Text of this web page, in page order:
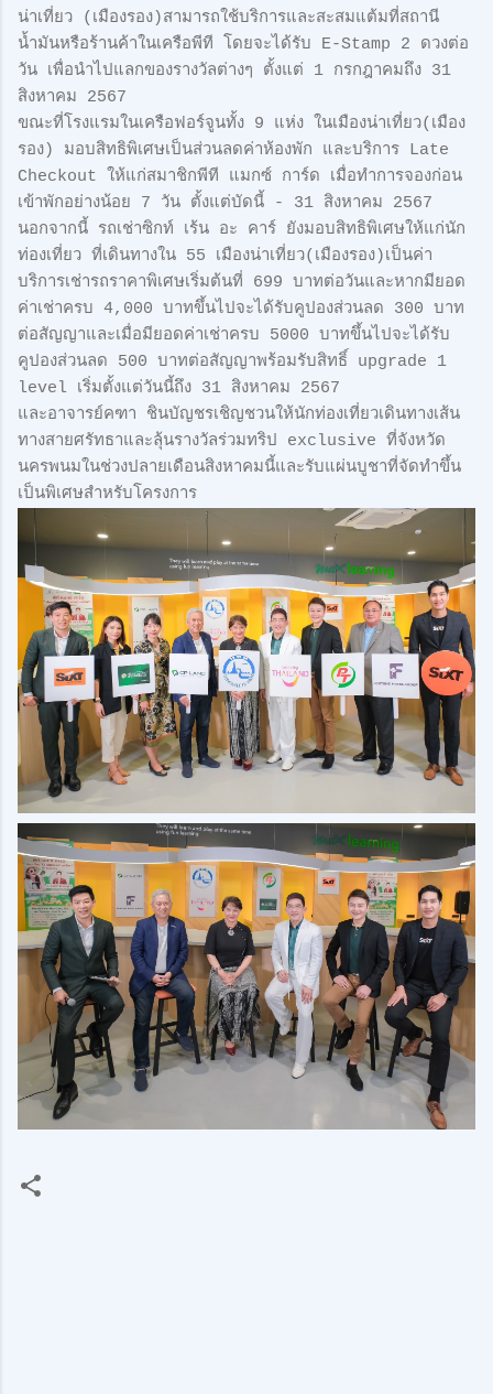
น่าเที่ยว (เมืองรอง)สามารถใช้บริการและสะสมแต้มที่สถานี
น้ำมันหรือร้านค้าในเครือพีที โดยจะได้รับ E-Stamp 2 ดวงต่อ
วัน เพื่อนำไปแลกของรางวัลต่างๆ ตั้งแต่ 1 กรกฎาคมถึง 31
สิงหาคม 2567
ขณะที่โรงแรมในเครือฟอร์จูนทั้ง 9 แห่ง ในเมืองน่าเที่ยว(เมือง
รอง) มอบสิทธิพิเศษเป็นส่วนลดค่าห้องพัก และบริการ Late
Checkout ให้แก่สมาชิกพีที แมกซ์ การ์ด เมื่อทำการจองก่อน
เข้าพักอย่างน้อย 7 วัน ตั้งแต่บัดนี้ - 31 สิงหาคม 2567
นอกจากนี้ รถเช่าซิกท์ เร้น อะ คาร์ ยังมอบสิทธิพิเศษให้แก่นัก
ท่องเที่ยว ที่เดินทางใน 55 เมืองน่าเที่ยว(เมืองรอง)เป็นค่า
บริการเช่ารถราคาพิเศษเริ่มต้นที่ 699 บาทต่อวันและหากมียอด
ค่าเช่าครบ 4,000 บาทขึ้นไปจะได้รับคูปองส่วนลด 300 บาท
ต่อสัญญาและเมื่อมียอดค่าเช่าครบ 5000 บาทขึ้นไปจะได้รับ
คูปองส่วนลด 500 บาทต่อสัญญาพร้อมรับสิทธิ์ upgrade 1
level เริ่มตั้งแต่วันนี้ถึง 31 สิงหาคม 2567
และอาจารย์คฑา ชินบัญชรเชิญชวนให้นักท่องเที่ยวเดินทางเส้น
ทางสายศรัทธาและลุ้นรางวัลร่วมทริป exclusive ที่จังหวัด
นครพนมในช่วงปลายเดือนสิงหาคมนี้และรับแผ่นบูชาที่จัดทำขึ้น
เป็นพิเศษสำหรับโครงการ